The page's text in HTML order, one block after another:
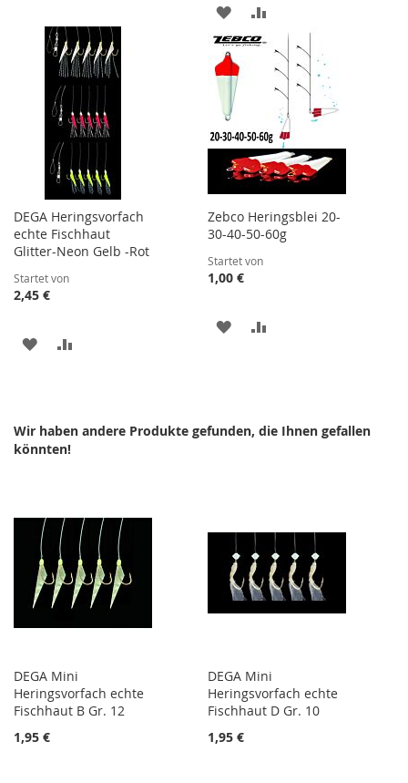
HINZUFÜGEN
HINZUFÜGEN
ZUR
WUNSCHLISTE
HINZUFÜGEN
VERGLEICHSLISTE
HINZUFÜGEN
DEGA Heringsvorfach
echte Fischhaut
Glitter-Neon Gelb -Rot
Startet von
2,45 €
ZUR
Zebco Heringsblei 20-
30-40-50-60g
Startet von
1,00 €
ZUR
Wir haben andere Produkte gefunden, die Ihnen gefallen
könnten!
DEGA Mini
Heringsvorfach echte
Fischhaut B Gr. 12
1,95 €
DEGA Mini
Heringsvorfach echte
Fischhaut D Gr. 10
1,95 €